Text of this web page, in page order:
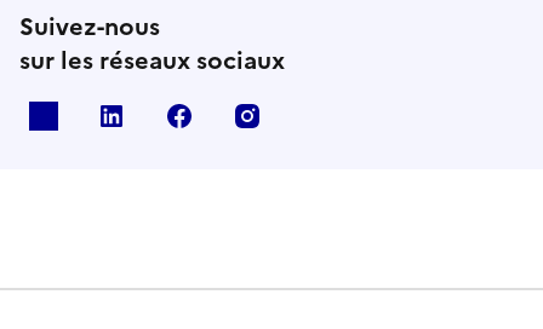
Suivez-nous
sur les réseaux sociaux
Linkedin Facebook